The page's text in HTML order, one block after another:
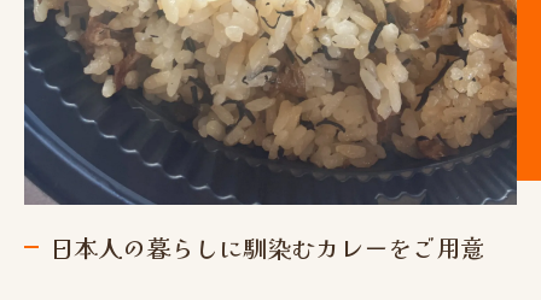
日本人の暮らしに馴染むカレーをご用意